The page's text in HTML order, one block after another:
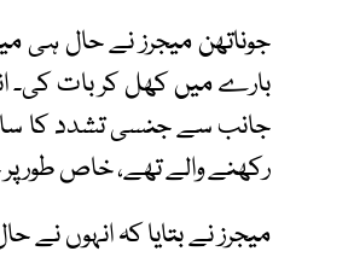
جوناتھن میجرز نے حال ہی
جانب سے جنسی تشدد کا
رکھنے والے تھے، خاص طور پر
میجرز نے بتایا کہ انہوں